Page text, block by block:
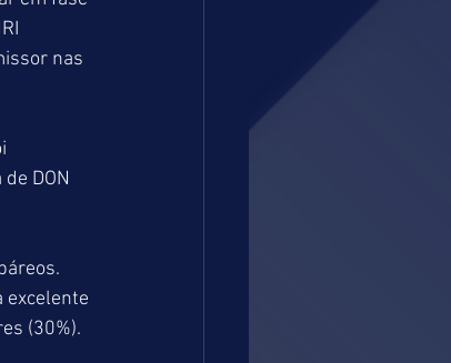
nas
DON
excelente
(30%).